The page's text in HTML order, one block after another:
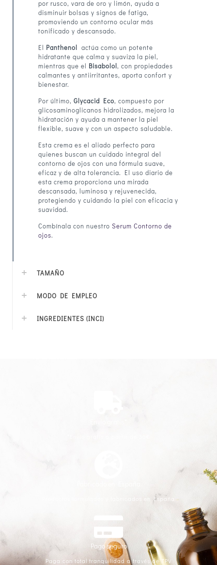
por rusco, vara de oro y limón, ayuda a
disminuir bolsas y signos de fatiga,
promoviendo un contorno ocular más
tonificado y descansado.
El Panthenol actúa como un potente
hidratante que calma y suaviza la piel,
mientras que el Bisabolol, con propiedades
calmantes y antiirritantes, aporta confort y
bienestar.
Por último, Glycacid Eco, compuesto por
glicosaminoglicanos hidrolizados, mejora la
hidratación y ayuda a mantener la piel
flexible, suave y con un aspecto saludable.
Esta crema es el aliado perfecto para
quienes buscan un cuidado integral del
contorno de ojos con una fórmula suave,
eficaz y de alta tolerancia. El uso diario de
esta crema proporciona una mirada
descansada, luminosa y rejuvenecida,
protegiendo y cuidando la piel con eficacia y
suavidad.
Combínala con nuestro Serum Contorno de
ojos.
TAMAÑO
MODO DE EMPLEO
INGREDIENTES (INCI)
Productos formulados y fabricados en España
Pago seguro
Paga con total tranquilidad a través de TPV